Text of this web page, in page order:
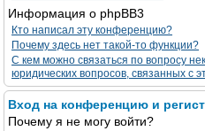
Информация о phpBB3
Кто написал эту конференцию?
Почему здесь нет такой-то функции?
С кем можно связаться по вопросу
юридических вопросов, связанных с
Вход на конференцию и
Почему я не могу войти?